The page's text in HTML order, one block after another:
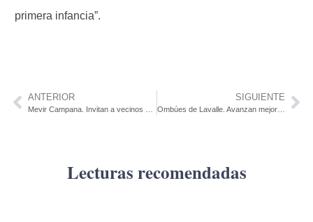
primera infancia”.
ANTERIOR SIGUIENTE
Ombúes de Lavalle. Avanzan mejoras en Plaza 1º de Agosto
Lecturas recomendadas